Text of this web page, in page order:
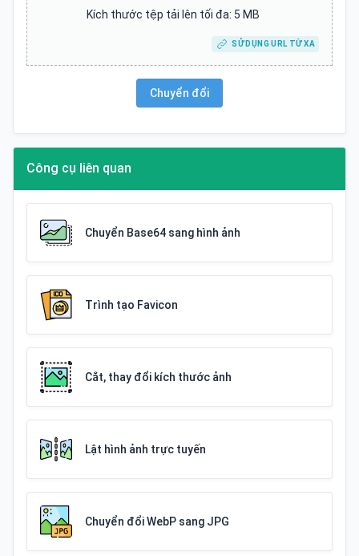
Kích thước tệp tải lên tối đa: 5 MB
SỬ DỤNG URL TỪ XA
Chuyển đổi
Công cụ liên quan
Chuyển Base64 sang hình ảnh
Trình tạo Favicon
Cắt, thay đổi kích thước ảnh
Lật hình ảnh trực tuyến
Chuyển đổi WebP sang JPG